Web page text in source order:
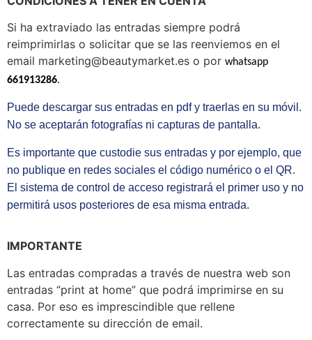
Si ha extraviado las entradas siempre podrá
reimprimirlas o solicitar que se las reenviemos en el
email marketing@beautymarket.es o por whatsapp
661913286.
Puede descargar sus entradas en pdf y traerlas en su móvil.
No se aceptarán fotografías ni capturas de pantalla.
Es importante que custodie sus entradas y por ejemplo, que
no publique en redes sociales el código numérico o el QR.
El sistema de control de acceso registrará el primer uso y no
permitirá usos posteriores de esa misma entrada.
IMPORTANTE
Las entradas compradas a través de nuestra web son
entradas “print at home” que podrá imprimirse en su
casa. Por eso es imprescindible que rellene
correctamente su dirección de email.